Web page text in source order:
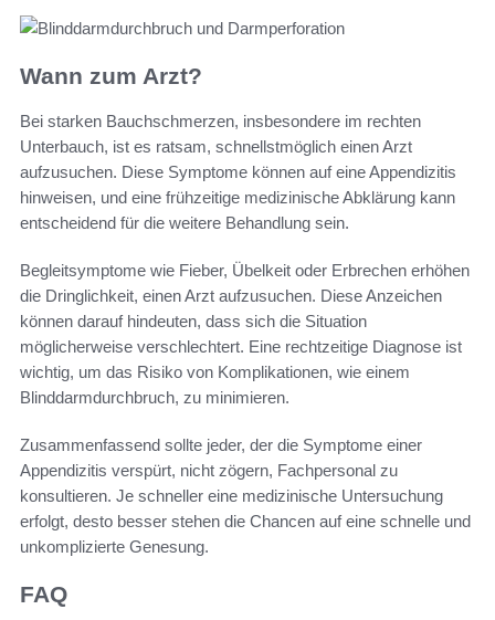
Wann zum Arzt?
Bei starken Bauchschmerzen, insbesondere im rechten
Unterbauch, ist es ratsam, schnellstmöglich einen Arzt
aufzusuchen. Diese Symptome können auf eine Appendizitis
hinweisen, und eine frühzeitige medizinische Abklärung kann
entscheidend für die weitere Behandlung sein.
Begleitsymptome wie Fieber, Übelkeit oder Erbrechen erhöhen
die Dringlichkeit, einen Arzt aufzusuchen. Diese Anzeichen
können darauf hindeuten, dass sich die Situation
möglicherweise verschlechtert. Eine rechtzeitige Diagnose ist
wichtig, um das Risiko von Komplikationen, wie einem
Blinddarmdurchbruch, zu minimieren.
Zusammenfassend sollte jeder, der die Symptome einer
Appendizitis verspürt, nicht zögern, Fachpersonal zu
konsultieren. Je schneller eine medizinische Untersuchung
erfolgt, desto besser stehen die Chancen auf eine schnelle und
unkomplizierte Genesung.
FAQ